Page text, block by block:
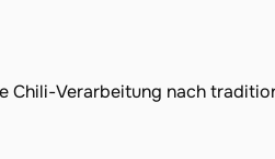
Chili-Verarbeitung nach